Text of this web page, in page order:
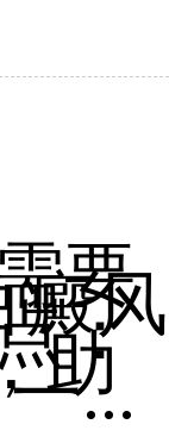
要
癜风
：
助
...